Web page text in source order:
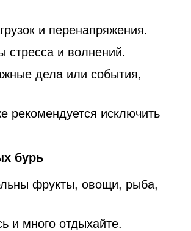
и перенапряжения.
стресса и волнений.
дела или события,
рекомендуется исключить
бурь
фрукты, овощи, рыба,
и много отдыхайте.